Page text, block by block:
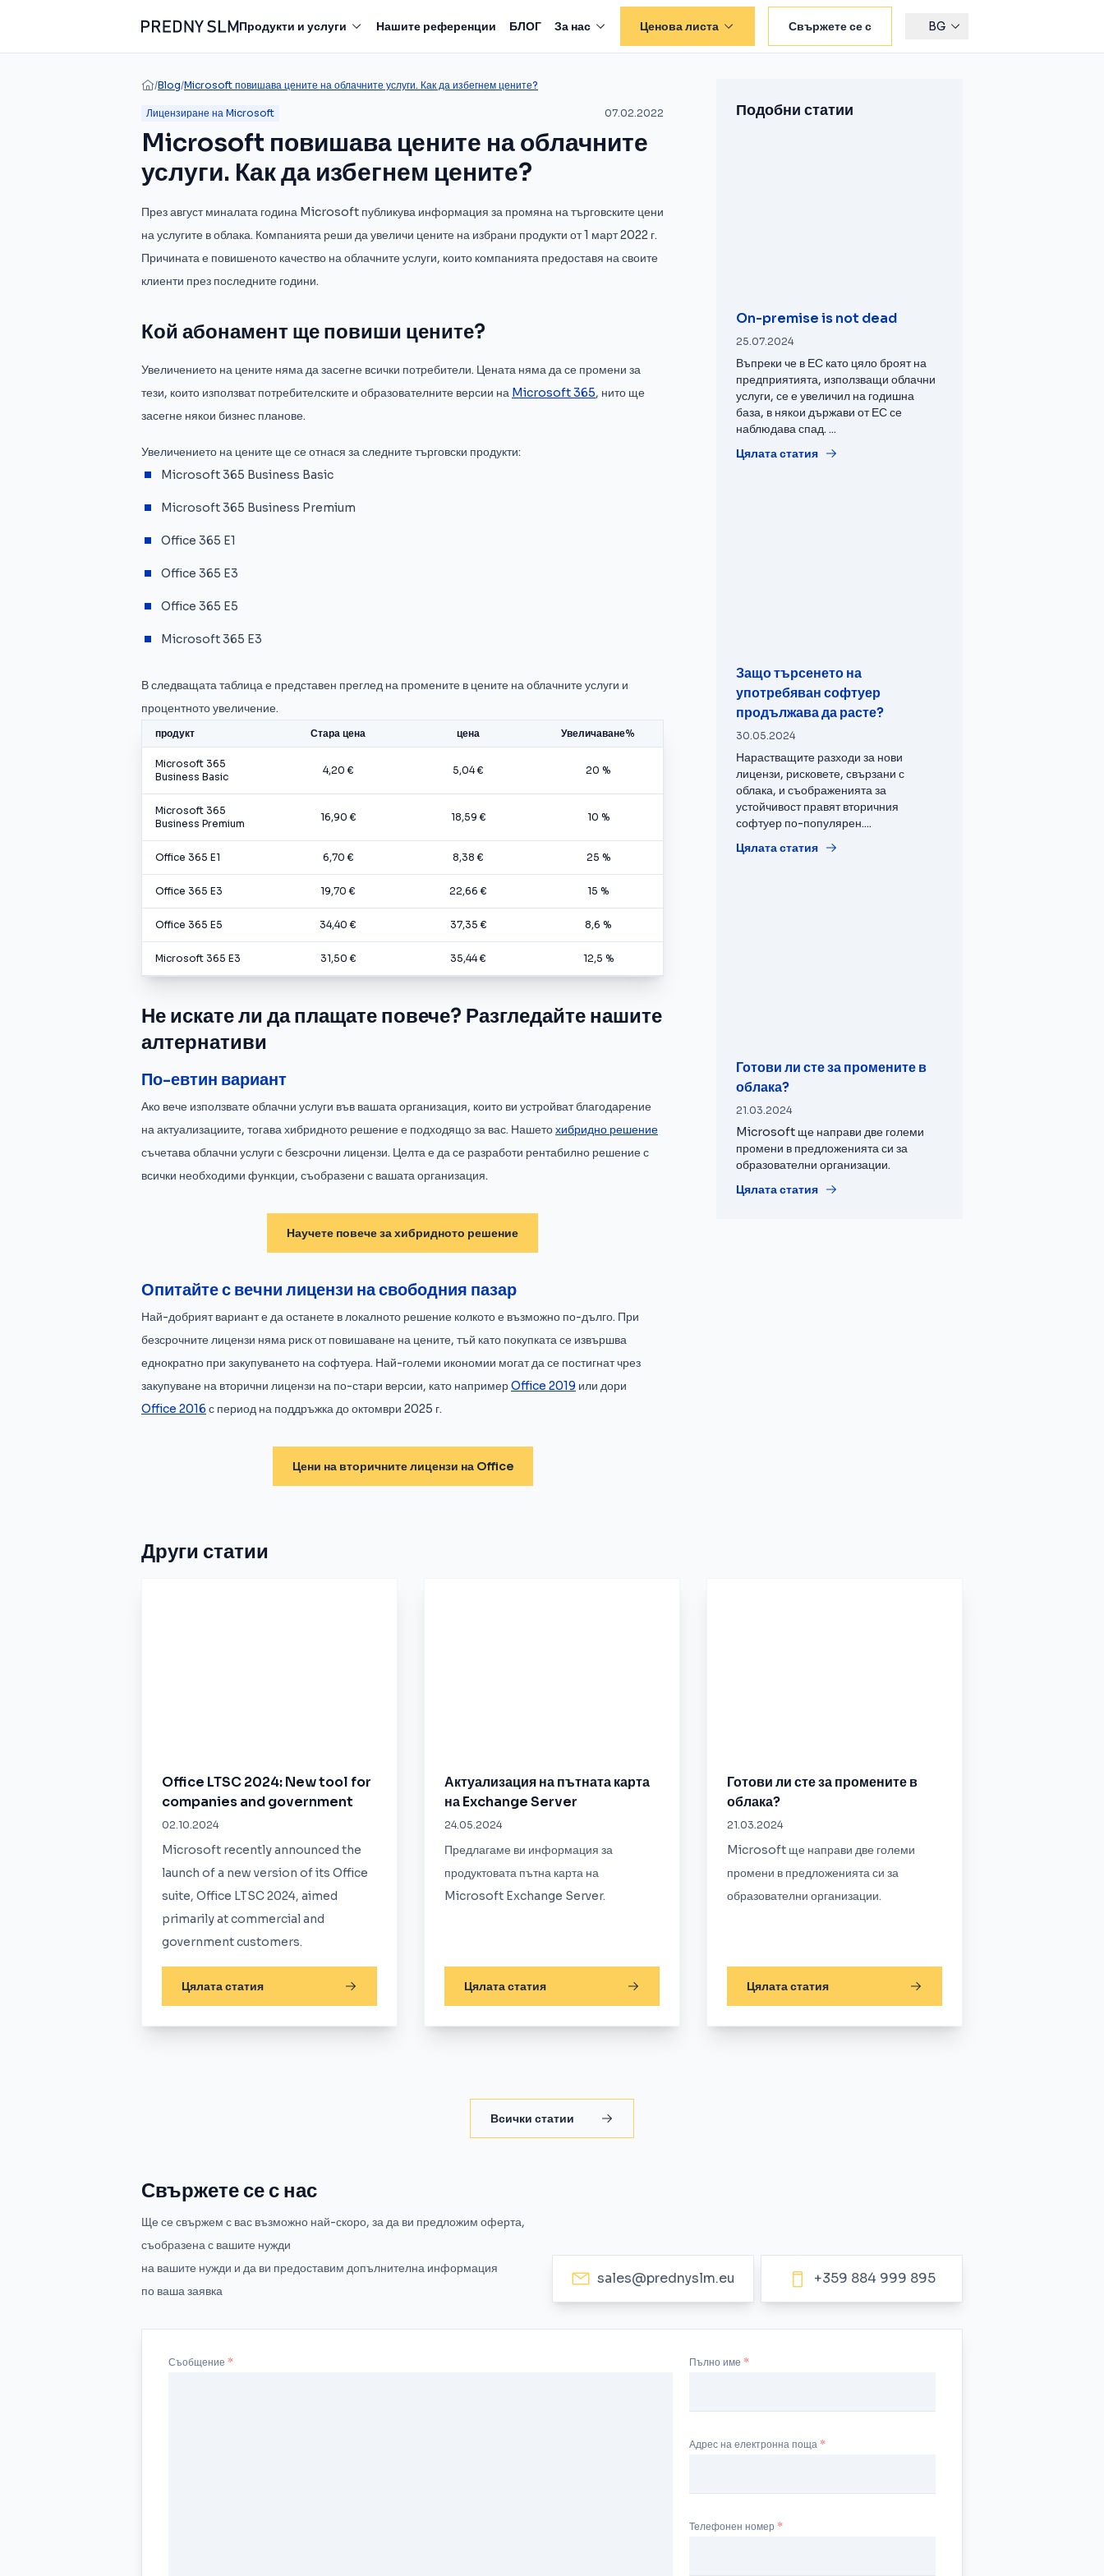
Продукти и услуги Нашите референции БЛОГ За нас Ценова листа Свържете се с BG
/Blog/Microsoft повишава цените на облачните услуги. Как да избегнем цените?
Лицензиране на Microsoft 07.02.2022
Microsoft повишава цените на облачните
услуги. Как да избегнем цените?
През август миналата година Microsoft публикува информация за промяна на търговските цени
на услугите в облака. Компанията реши да увеличи цените на избрани продукти от 1 март 2022 г.
Причината е повишеното качество на облачните услуги, които компанията предоставя на своите
клиенти през последните години.
Кой абонамент ще повиши цените?
Увеличението на цените няма да засегне всички потребители. Цената няма да се промени за
тези, които използват потребителските и образователните версии на Microsoft 365, нито ще
засегне някои бизнес планове.
Увеличението на цените ще се отнася за следните търговски продукти:
Microsoft 365 Business Basic
Microsoft 365 Business Premium
Office 365 E1
Office 365 E3
Office 365 E5
Microsoft 365 E3
В следващата таблица е представен преглед на промените в цените на облачните услуги и
процентното увеличение.
продукт Стара цена цена Увеличаване%
Microsoft 365
Business Basic
4,20 € 5,04 € 20 %
Microsoft 365
Business Premium
16,90 € 18,59 € 10 %
Office 365 E1 6,70 € 8,38 € 25 %
Office 365 E3 19,70 € 22,66 € 15 %
Office 365 E5 34,40 € 37,35 € 8,6 %
Microsoft 365 E3 31,50 € 35,44 € 12,5 %
Не искате ли да плащате повече? Разгледайте нашите
алтернативи
По-евтин вариант
Ако вече използвате облачни услуги във вашата организация, които ви устройват благодарение
на актуализациите, тогава хибридното решение е подходящо за вас. Нашетохибридно решение
съчетава облачни услуги с безсрочни лицензи. Целта е да се разработи рентабилно решение с
всички необходими функции, съобразени с вашата организация.
Научете повече за хибридното решение
Опитайте с вечни лицензи на свободния пазар
Най-добрият вариант е да останете в локалното решение колкото е възможно по-дълго. При
безсрочните лицензи няма риск от повишаване на цените, тъй като покупката се извършва
еднократно при закупуването на софтуера. Най-големи икономии могат да се постигнат чрез
закупуване на вторични лицензи на по-стари версии, като напримерOffice 2019 или дори
Office 2016 с период на поддръжка до октомври 2025 г.
Цени на вторичните лицензи на Office
Подобни статии
On-premise is not dead
25.07.2024
Въпреки че в ЕС като цяло броят на
предприятията, използващи облачни
услуги, се е увеличил на годишна
база, в някои държави от ЕС се
наблюдава спад. ...
Цялата статия
Защо търсенето на
употребяван софтуер
продължава да расте?
30.05.2024
Нарастващите разходи за нови
лицензи, рисковете, свързани с
облака, и съображенията за
устойчивост правят вторичния
софтуер по-популярен....
Цялата статия
Готови ли сте за промените в
облака?
21.03.2024
Microsoft ще направи две големи
промени в предложенията си за
образователни организации.
Цялата статия
Други статии
Office LTSC 2024: New tool for
companies and government
02.10.2024
Microsoft recently announced the
launch of a new version of its Office
suite, Office LTSC 2024, aimed
primarily at commercial and
government customers.
Цялата статия
Актуализация на пътната карта
на Exchange Server
24.05.2024
Предлагаме ви информация за
продуктовата пътна карта на
Microsoft Exchange Server.
Цялата статия
Готови ли сте за промените в
облака?
21.03.2024
Microsoft ще направи две големи
промени в предложенията си за
образователни организации.
Цялата статия
Всички статии
Свържете се с нас
Ще се свържем с вас възможно най-скоро, за да ви предложим оферта,
съобразена с вашите нужди
на вашите нужди и да ви предоставим допълнителна информация
по ваша заявка
sales@prednyslm.eu +359 884 999 895
Съобщение Пълно име
Адрес на електронна поща
Телефонен номер